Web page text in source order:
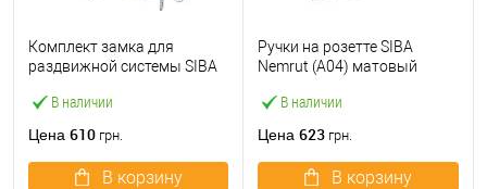
В наличии
Комплект замка для
раздвижной системы SIBA
Цена 610 грн.
В корзину
В наличии
Ручки на розетте SIBA
Nemrut (А04) матовый
Цена 623 грн.
В корзину